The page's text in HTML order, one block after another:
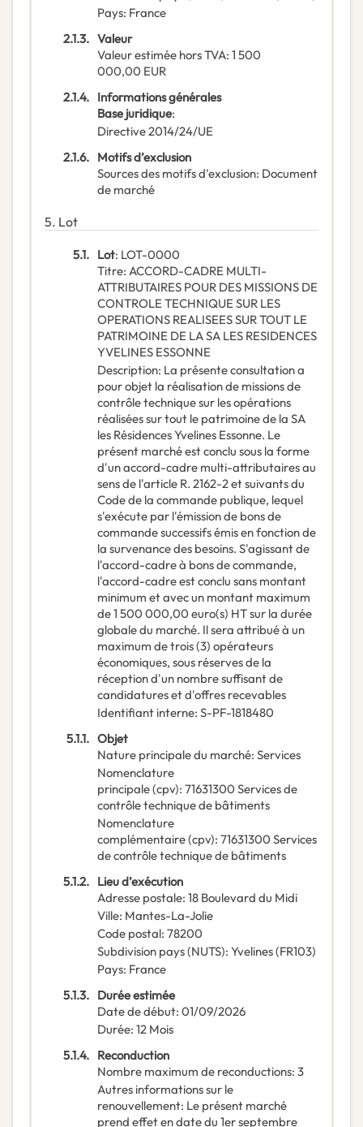
Pays: France
2.1.3. Valeur
Valeur estimée hors TVA: 1 500
000,00 EUR
2.1.4. Informations générales
Base juridique:
Directive 2014/24/UE
2.1.6. Motifs d’exclusion
Sources des motifs d'exclusion: Document
de marché
5. Lot
5.1. Lot: LOT-0000
Titre: ACCORD-CADRE MULTI-
ATTRIBUTAIRES POUR DES MISSIONS DE
CONTROLE TECHNIQUE SUR LES
OPERATIONS REALISEES SUR TOUT LE
PATRIMOINE DE LA SA LES RESIDENCES
YVELINES ESSONNE
Description: La présente consultation a
pour objet la réalisation de missions de
contrôle technique sur les opérations
réalisées sur tout le patrimoine de la SA
les Résidences Yvelines Essonne. Le
présent marché est conclu sous la forme
d'un accord-cadre multi-attributaires au
sens de l'article R. 2162-2 et suivants du
Code de la commande publique, lequel
s'exécute par l'émission de bons de
commande successifs émis en fonction de
la survenance des besoins. S'agissant de
l'accord-cadre à bons de commande,
l'accord-cadre est conclu sans montant
minimum et avec un montant maximum
de 1 500 000,00 euro(s) HT sur la durée
globale du marché. Il sera attribué à un
maximum de trois (3) opérateurs
économiques, sous réserves de la
réception d'un nombre suffisant de
candidatures et d'offres recevables
Identifiant interne: S-PF-1818480
5.1.1. Objet
Nature principale du marché: Services
Nomenclature
principale(cpv): 71631300 Services de
contrôle technique de bâtiments
Nomenclature
complémentaire(cpv): 71631300 Services
de contrôle technique de bâtiments
5.1.2. Lieu d’exécution
Adresse postale: 18 Boulevard du Midi
Ville: Mantes-La-Jolie
Code postal: 78200
Subdivision pays (NUTS): Yvelines(FR103)
Pays: France
5.1.3. Durée estimée
Date de début: 01/09/2026
Durée: 12 Mois
5.1.4. Reconduction
Nombre maximum de reconductions: 3
Autres informations sur le
renouvellement: Le présent marché
prend effet en date du 1er septembre